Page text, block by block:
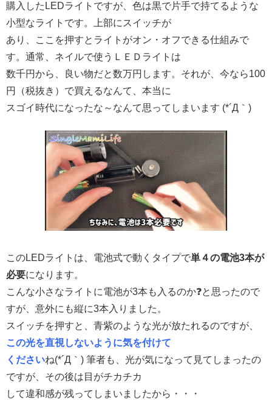
購入したLEDライトですが、色は黒で片手で持てるような
小型なライトです。上部にスイッチが
あり、ここを押すとライトがオン・オフできる仕組みで
す。通常、ネイルで使うＬＥＤライトは
数千円から、良い物だと数万円します。それが、今なら100
円（税抜き）で買えるなんて、本当に
スゴイ時代になったな～なんて思ってしまいます (*´Д｀)
このLEDライトは、電池式で動くタイプで単４の電池3本が
必要になります。
こんな小さなライトに電池が3本も入るのか❓と思ったので
すが、意外にも縦に3本入りました。
スイッチを押すと、青紫のような光が放たれるのですが、
この光を直視しないように気を付けて
くださいね(*´Д｀) 筆者も、光が気になって見てしまったの
ですが、その後は目がチカチカ
して違和感が残ってしまいましたから・・・